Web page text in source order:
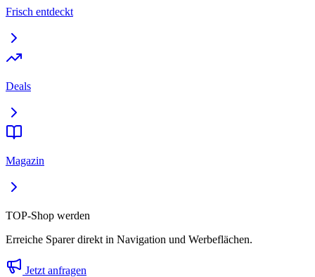
Frisch entdeckt
Deals
Magazin
TOP-Shop werden
Erreiche Sparer direkt in Navigation und Werbeflächen.
Jetzt anfragen